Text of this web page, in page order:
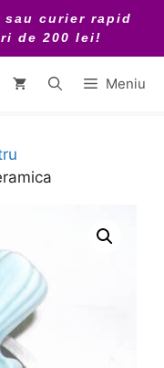
curier rapid
de 200 lei!
Meniu